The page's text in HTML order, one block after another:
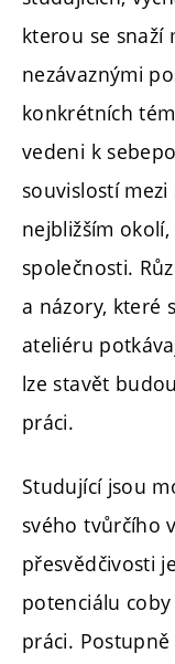
kterou se snaží
nezávaznými
konkrétních
vedeni k
souvislostí
nejbližším
společnosti.
a názory, které
ateliéru
lze stavět
práci.
Studující jsou
svého tvůrčího
přesvědčivosti
potenciálu
práci.